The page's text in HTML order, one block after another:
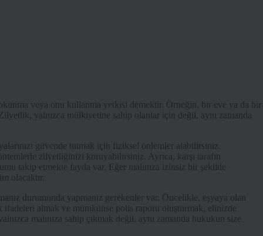
veya onu kullanma yetkisi demektir. Örneğin, bir eve ya da bir
yalnızca mülkiyetine sahip olanlar için değil, aynı zamanda
güvende tutmak için fiziksel önlemler alabilirsiniz.
zilyetliğinizi koruyabilirsiniz. Ayrıca, karşı tarafın
takip etmekte fayda var. Eğer malınıza izinsiz bir şekilde
olacaktır.
durumunda yapmanız gerekenler var. Öncelikle, eşyaya olan
almak ve mümkünse polis raporu oluşturmak, elinizde
malınıza sahip çıkmak değil, aynı zamanda hukukun size